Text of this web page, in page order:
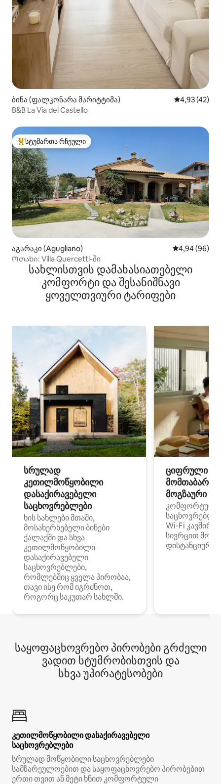
ბინა (ფალკონარა მარიტტიმა) საშუალო
4,93 (42)
B&B La Via del Castello
სტუმართა რჩეული მოწინავე ვარიანტი
სტუმართა რჩეული
აგარაკი (Agugliano) საშუალო
4,94 (96)
Ოთახი: Villa Quercetti-ში
სახლისთვის დამახასიათებელი
კომფორტი და შესანიშნავი
ყოველთვიური ტარიფები
სრულად
კეთილმოწყობილი
დასაქირავებელი
საცხოვრებლები
ხის სახლები მთაში,
მოსახერხებელი ბინები
ქალაქში და სხვა
კეთილმოწყობილი
დასაქირავებელი
საცხოვრებლები,
რომლებშიც ყველა პირობაა,
თავი ისე რომ იგრძნოთ,
როგორც საკუთარ სახლში.
ციფრული
მოგზაური
კომფორტული
Wi‑Fi
სივრცით
დისტანციური
საყოფაცხოვრებო პირობები გრძელი
ვადით სტუმრობისთვის და
სხვა უპირატესობები
კეთილმოწყობილი დასაქირავებელი
საცხოვრებლები
სრულად მოწყობილი საცხოვრებლები
სამზარეულოებით და საყოფაცხოვრებო პირობებით
ერთი თვით ან მეტი ხნით კომფორტული